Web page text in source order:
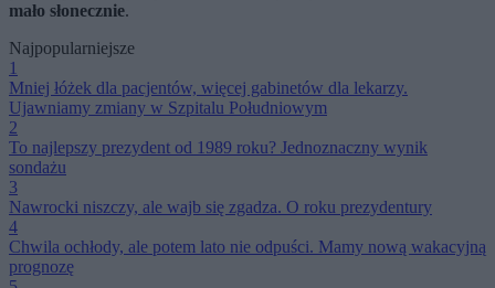
mało słonecznie.
Najpopularniejsze
1
Mniej łóżek dla pacjentów, więcej gabinetów dla lekarzy.
Ujawniamy zmiany w Szpitalu Południowym
2
To najlepszy prezydent od 1989 roku? Jednoznaczny wynik
sondażu
3
Nawrocki niszczy, ale wajb się zgadza. O roku prezydentury
4
Chwila ochłody, ale potem lato nie odpuści. Mamy nową wakacyjną
prognozę